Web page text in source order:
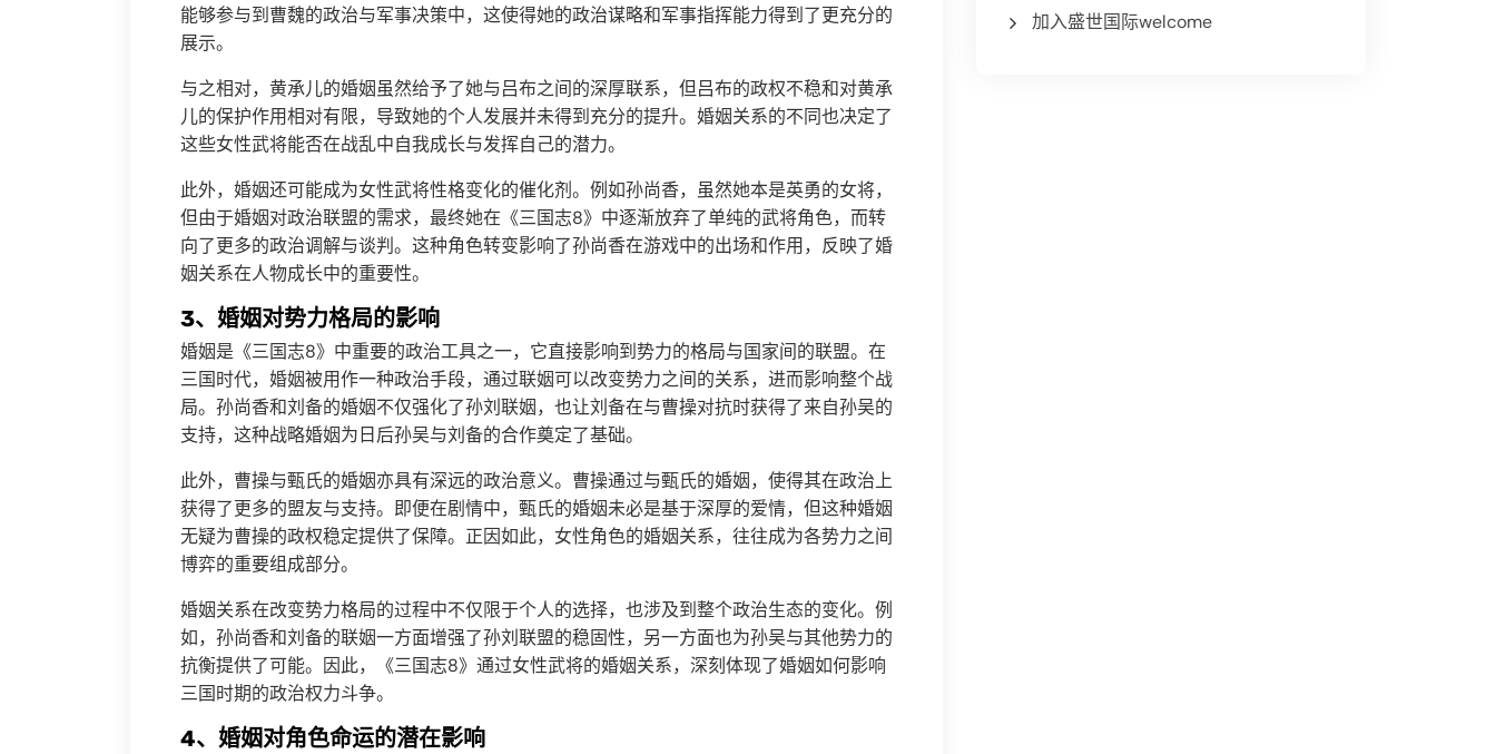
能够参与到曹魏的政治与军事决策中，这使得她的政治谋略和军事指挥能力得到了更充分的
展示。
与之相对，黄承儿的婚姻虽然给予了她与吕布之间的深厚联系，但吕布的政权不稳和对黄承
儿的保护作用相对有限，导致她的个人发展并未得到充分的提升。婚姻关系的不同也决定了
这些女性武将能否在战乱中自我成长与发挥自己的潜力。
此外，婚姻还可能成为女性武将性格变化的催化剂。例如孙尚香，虽然她本是英勇的女将，
但由于婚姻对政治联盟的需求，最终她在《三国志8》中逐渐放弃了单纯的武将角色，而转
向了更多的政治调解与谈判。这种角色转变影响了孙尚香在游戏中的出场和作用，反映了婚
姻关系在人物成长中的重要性。
3、婚姻对势力格局的影响
婚姻是《三国志8》中重要的政治工具之一，它直接影响到势力的格局与国家间的联盟。在
三国时代，婚姻被用作一种政治手段，通过联姻可以改变势力之间的关系，进而影响整个战
局。孙尚香和刘备的婚姻不仅强化了孙刘联姻，也让刘备在与曹操对抗时获得了来自孙吴的
支持，这种战略婚姻为日后孙吴与刘备的合作奠定了基础。
此外，曹操与甄氏的婚姻亦具有深远的政治意义。曹操通过与甄氏的婚姻，使得其在政治上
获得了更多的盟友与支持。即便在剧情中，甄氏的婚姻未必是基于深厚的爱情，但这种婚姻
无疑为曹操的政权稳定提供了保障。正因如此，女性角色的婚姻关系，往往成为各势力之间
博弈的重要组成部分。
婚姻关系在改变势力格局的过程中不仅限于个人的选择，也涉及到整个政治生态的变化。例
如，孙尚香和刘备的联姻一方面增强了孙刘联盟的稳固性，另一方面也为孙吴与其他势力的
抗衡提供了可能。因此，《三国志8》通过女性武将的婚姻关系，深刻体现了婚姻如何影响
三国时期的政治权力斗争。
4、婚姻对角色命运的潜在影响
加入盛世国际welcome